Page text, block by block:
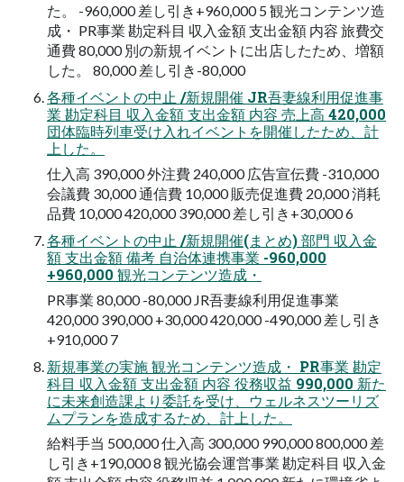
た。 -960,000 差し引き+960,000 5 観光コンテンツ造
成・ PR事業 勘定科目 収入金額 支出金額 内容 旅費交
通費 80,000 別の新規イベントに出店したため、増額
した。 80,000 差し引き-80,000
各種イベントの中止 /新規開催 JR吾妻線利用促進事
業 勘定科目 収入金額 支出金額 内容 売上高 420,000
団体臨時列車受け入れイベントを開催したため、計
上した。
仕入高 390,000 外注費 240,000 広告宣伝費 -310,000
会議費 30,000 通信費 10,000 販売促進費 20,000 消耗
品費 10,000 420,000 390,000 差し引き+30,000 6
各種イベントの中止 /新規開催(まとめ) 部門 収入金
額 支出金額 備考 自治体連携事業 -960,000
+960,000 観光コンテンツ造成・
PR事業 80,000 -80,000 JR吾妻線利用促進事業
420,000 390,000 +30,000 420,000 -490,000 差し引き
+910,000 7
新規事業の実施 観光コンテンツ造成・ PR事業 勘定
科目 収入金額 支出金額 内容 役務収益 990,000 新た
に未来創造課より委託を受け、ウェルネスツーリズ
ムプランを造成するため、計上した。
給料手当 500,000 仕入高 300,000 990,000 800,000 差
し引き+190,000 8 観光協会運営事業 勘定科目 収入金